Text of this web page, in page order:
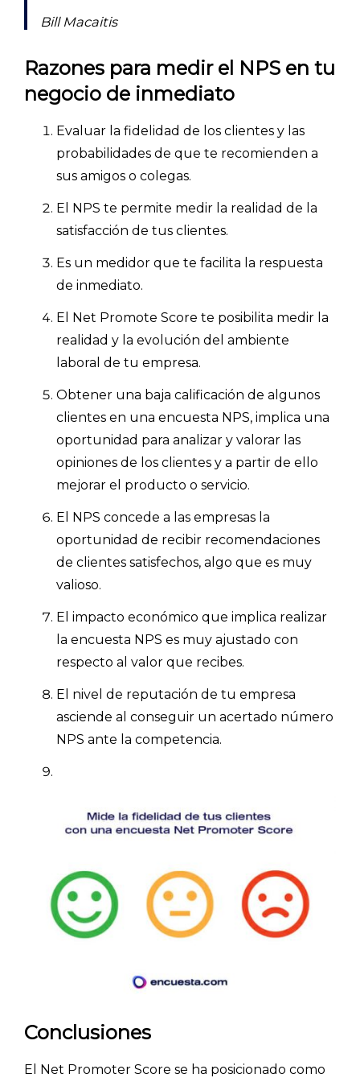
Bill Macaitis
Razones para medir el NPS en tu
negocio de inmediato
Evaluar la fidelidad de los clientes y las
probabilidades de que te recomienden a
sus amigos o colegas.
El NPS te permite medir la realidad de la
satisfacción de tus clientes.
Es un medidor que te facilita la respuesta
de inmediato.
El Net Promote Score te posibilita medir la
realidad y la evolución del ambiente
laboral de tu empresa.
Obtener una baja calificación de algunos
clientes en una encuesta NPS, implica una
oportunidad para analizar y valorar las
opiniones de los clientes y a partir de ello
mejorar el producto o servicio.
El NPS concede a las empresas la
oportunidad de recibir recomendaciones
de clientes satisfechos, algo que es muy
valioso.
El impacto económico que implica realizar
la encuesta NPS es muy ajustado con
respecto al valor que recibes.
El nivel de reputación de tu empresa
asciende al conseguir un acertado número
NPS ante la competencia.
Conclusiones
El Net Promoter Score se ha posicionado como